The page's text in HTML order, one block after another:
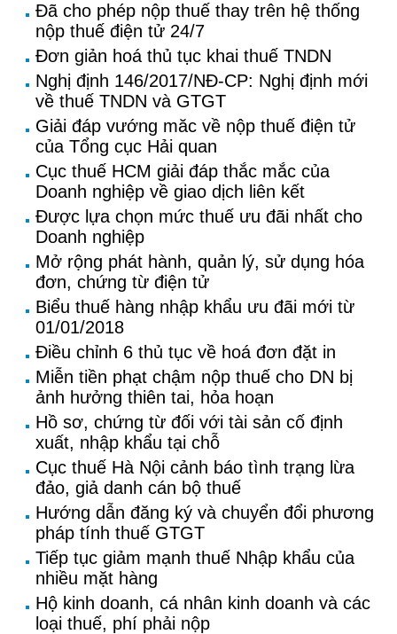
Đã cho phép nộp thuế thay trên hệ thống
nộp thuế điện tử 24/7
Đơn giản hoá thủ tục khai thuế TNDN
Nghị định 146/2017/NĐ-CP: Nghị định mới
về thuế TNDN và GTGT
Giải đáp vướng măc về nộp thuế điện tử
của Tổng cục Hải quan
Cục thuế HCM giải đáp thắc mắc của
Doanh nghiệp về giao dịch liên kết
Được lựa chọn mức thuế ưu đãi nhất cho
Doanh nghiệp
Mở rộng phát hành, quản lý, sử dụng hóa
đơn, chứng từ điện tử
Biểu thuế hàng nhập khẩu ưu đãi mới từ
01/01/2018
Điều chỉnh 6 thủ tục về hoá đơn đặt in
Miễn tiền phạt chậm nộp thuế cho DN bị
ảnh hưởng thiên tai, hỏa hoạn
Hồ sơ, chứng từ đối với tài sản cố định
xuất, nhập khẩu tại chỗ
Cục thuế Hà Nội cảnh báo tình trạng lừa
đảo, giả danh cán bộ thuế
Hướng dẫn đăng ký và chuyển đổi phương
pháp tính thuế GTGT
Tiếp tục giảm mạnh thuế Nhập khẩu của
nhiều mặt hàng
Hộ kinh doanh, cá nhân kinh doanh và các
loại thuế, phí phải nộp